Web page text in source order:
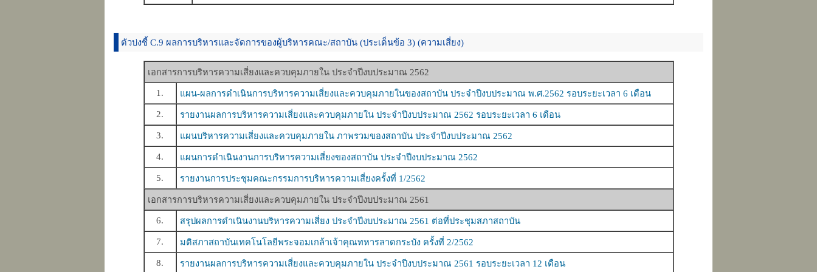
ตัวบ่งชี้ C.9 ผลการบริหารและจัดการของผู้บริหารคณะ/สถาบัน (ประเด็นข้อ 3) (ความเสี่ยง)
เอกสารการบริหารความเสี่ยงและควบคุมภายใน ประจำปีงบประมาณ 2562
1. แผน-ผลการดำเนินการบริหารความเสี่ยงและควบคุมภายในของสถาบัน ประจำปีงบประมาณ พ.ศ.2562 รอบระยะเวลา 6 เดือน
2. รายงานผลการบริหารความเสี่ยงและควบคุมภายใน ประจำปีงบประมาณ 2562 รอบระยะเวลา 6 เดือน
3. แผนบริหารความเสี่ยงและควบคุมภายใน ภาพรวมของสถาบัน ประจำปีงบประมาณ 2562
4. แผนการดำเนินงานการบริหารความเสี่ยงของสถาบัน ประจำปีงบประมาณ 2562
5. รายงานการประชุมคณะกรรมการบริหารความเสี่ยงครั้งที่ 1/2562
เอกสารการบริหารความเสี่ยงและควบคุมภายใน ประจำปีงบประมาณ 2561
6. สรุปผลการดำเนินงานบริหารความเสี่ยง ประจำปีงบประมาณ 2561 ต่อที่ประชุมสภาสถาบัน
7. มติสภาสถาบันเทคโนโลยีพระจอมเกล้าเจ้าคุณทหารลาดกระบัง ครั้งที่ 2/2562
8. รายงานผลการบริหารความเสี่ยงและควบคุมภายใน ประจำปีงบประมาณ 2561 รอบระยะเวลา 12 เดือน